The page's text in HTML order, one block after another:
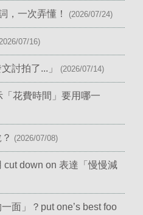
，一次弄懂！ (2026/07/24)
07/16)
討拍了...」 (2026/07/14)
花費時間」要用哪一
(2026/07/08)
down on 表達「慢慢減
面」？put one’s best foo